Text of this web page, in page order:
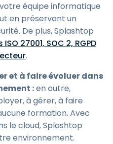
équipe informatique
en préservant un
De plus, Splashtop
27001, SOC 2, RGPD
.
et à faire évoluer dans
:en outre,
à gérer, à faire
formation. Avec
le cloud, Splashtop
environnement.